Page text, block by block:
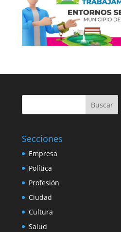
Buscar
Secciones
Empresa
Política
Profesión
Ciudad
Cultura
Salud